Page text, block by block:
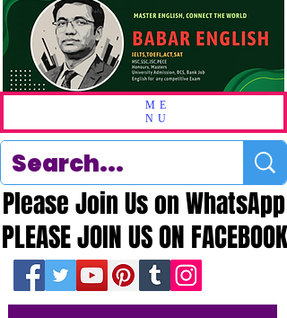
ME
NU
PLEASE JOIN US ON FACEBOOK
PLEASE JOIN US ON FACEBOOK
Please Join Us on WhatsApp
Please Join Us on WhatsApp